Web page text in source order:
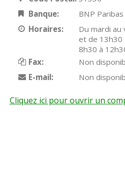
Banque:
BNP Paribas
Horaires:
Du mardi
et de 13h30
8h30 à
Fax:
Non
E-mail:
Non
Cliquez ici pour ouvrir un